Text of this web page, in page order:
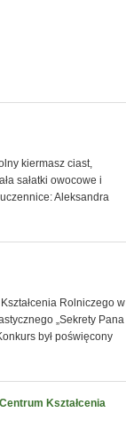
kiermasz ciast,
sałatki owocowe i
Aleksandra
Rolniczego w
„Sekrety Pana
był poświęcony
Kształcenia